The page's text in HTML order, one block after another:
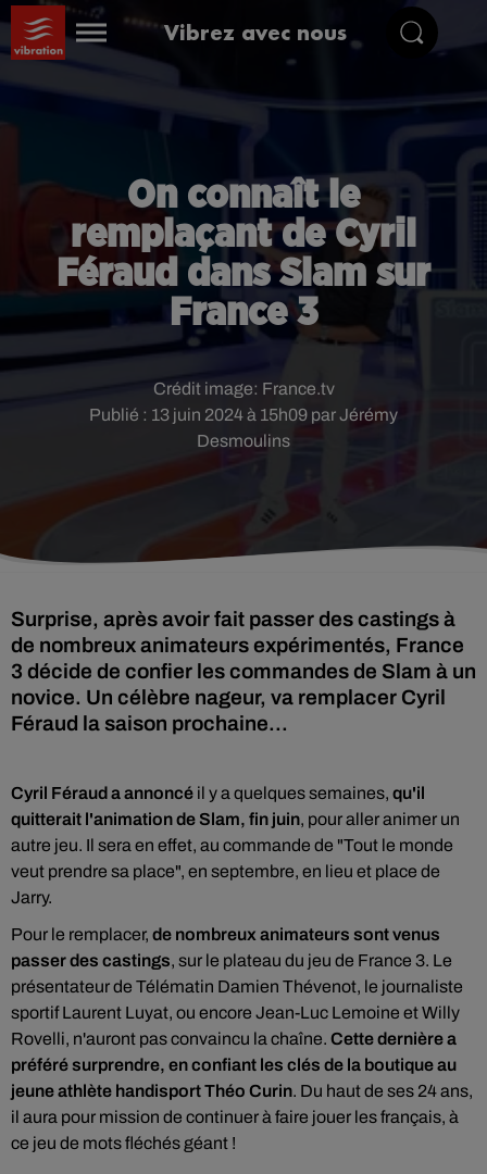
Vibrez avec nous
On connaît le
remplaçant de Cyril
Féraud dans Slam sur
France 3
Publié : 13 juin 2024 à 15h09 par Jérémy
Desmoulins
Crédit image: France.tv
Surprise, après avoir fait passer des castings à
de nombreux animateurs expérimentés, France
3 décide de confier les commandes de Slam à un
novice. Un célèbre nageur, va remplacer Cyril
Féraud la saison prochaine...
Cyril Féraud a annoncé il y a quelques semaines, qu'il
quitterait l'animation de Slam, fin juin, pour aller animer un
autre jeu. Il sera en effet, au commande de "Tout le monde
veut prendre sa place", en septembre, en lieu et place de
Jarry.
Pour le remplacer, de nombreux animateurs sont venus
passer des castings, sur le plateau du jeu de France 3. Le
présentateur de Télématin Damien Thévenot, le journaliste
sportif Laurent Luyat, ou encore Jean-Luc Lemoine et Willy
Rovelli, n'auront pas convaincu la chaîne. Cette dernière a
préféré surprendre, en confiant les clés de la boutique au
jeune athlète handisport Théo Curin. Du haut de ses 24 ans,
il aura pour mission de continuer à faire jouer les français, à
ce jeu de mots fléchés géant !